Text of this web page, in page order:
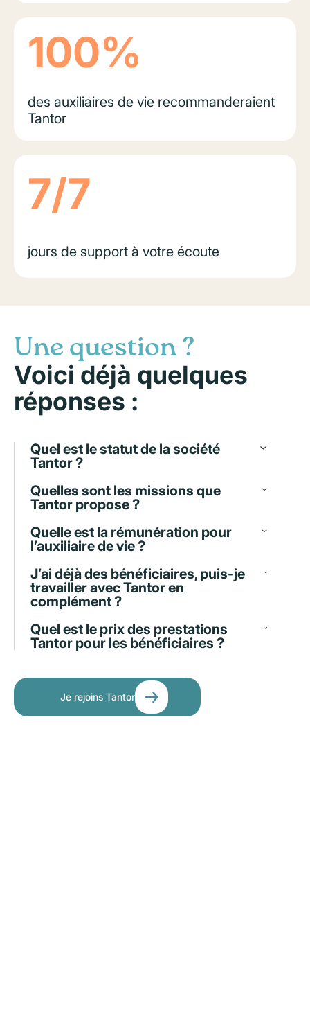
100%
des auxiliaires de vie recommanderaient
Tantor
7/7
jours de support à votre écoute
Une question ?
Voici déjà quelques
réponses :
Quel est le statut de la société
Tantor ?
Quelles sont les missions que
Tantor propose ?
Quelle est la rémunération pour
l’auxiliaire de vie ?
J’ai déjà des bénéficiaires, puis-je
travailler avec Tantor en
complément ?
Quel est le prix des prestations
Tantor pour les bénéficiaires ?
Je rejoins Tantor